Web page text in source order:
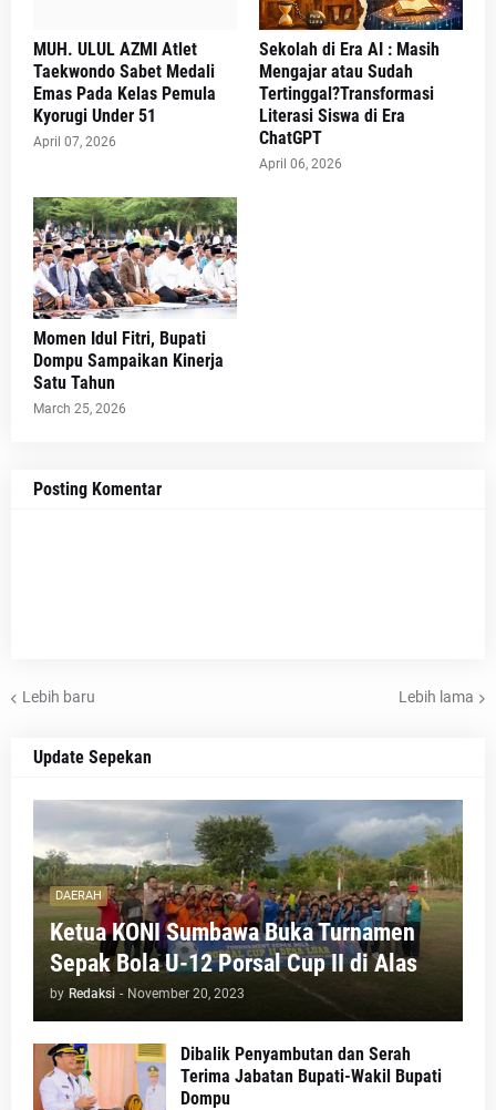
MUH. ULUL AZMI Atlet
Taekwondo Sabet Medali
Emas Pada Kelas Pemula
Kyorugi Under 51
April 07, 2026
Sekolah di Era AI : Masih
Mengajar atau Sudah
Tertinggal?Transformasi
Literasi Siswa di Era
ChatGPT
April 06, 2026
Momen Idul Fitri, Bupati
Dompu Sampaikan Kinerja
Satu Tahun
March 25, 2026
Posting Komentar
Lebih baru Lebih lama
Update Sepekan
DAERAH
Ketua KONI Sumbawa Buka Turnamen
Sepak Bola U-12 Porsal Cup II di Alas
by Redaksi - November 20, 2023
Dibalik Penyambutan dan Serah
Terima Jabatan Bupati-Wakil Bupati
Dompu